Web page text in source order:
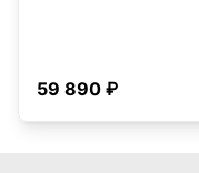
59 890 ₽